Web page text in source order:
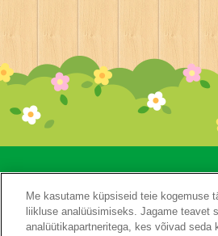
Me kasutame küpsiseid teie kogemuse
liikluse analüüsimiseks. Jagame
analüütikapartneritega, kes võivad seda